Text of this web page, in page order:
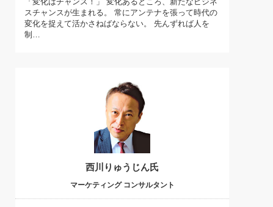
スチャンスが生まれる。 常にアンテナを張って時代の
変化を捉えて活かさねばならない。 先んずれば人を
制…
西川りゅうじん氏
マーケティング コンサルタント